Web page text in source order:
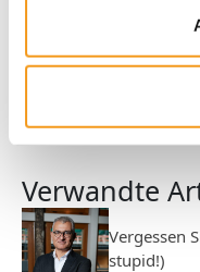
JETZT
Verwandte
Vergessen
stupid!)